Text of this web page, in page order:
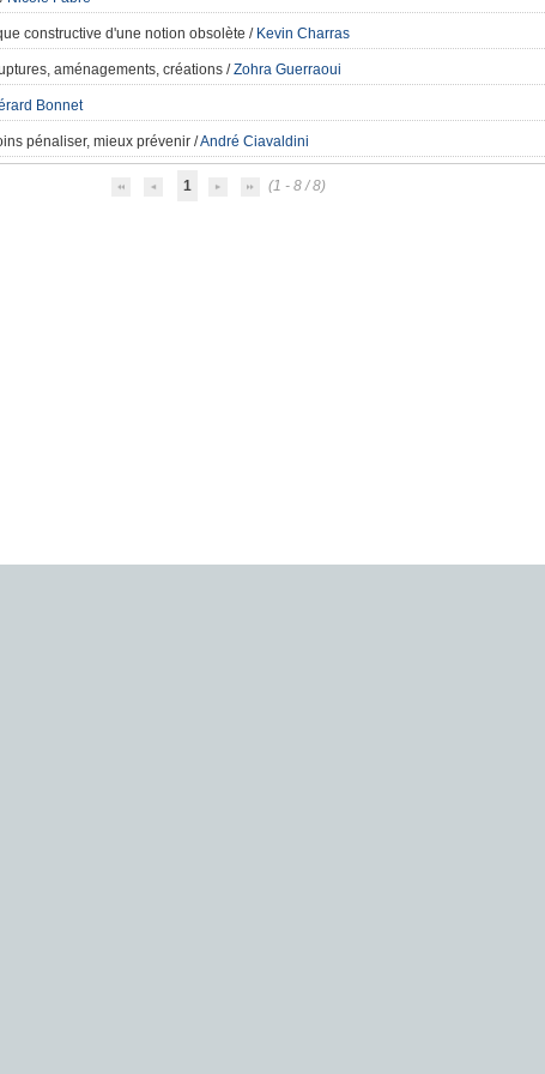
constructive d'une notion obsolète / Kevin Charras
aménagements, créations/Zohra Guerraoui
Bonnet
pénaliser, mieux prévenir/André Ciavaldini
1 (1 - 8 / 8)